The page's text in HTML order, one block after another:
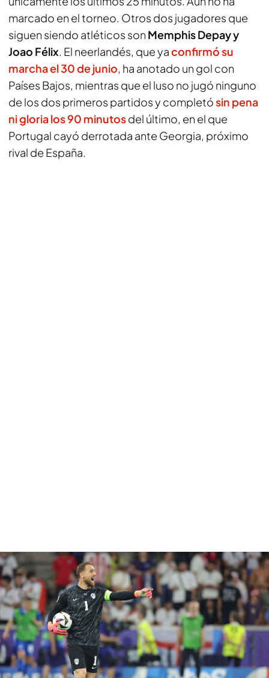
marcado en el torneo. Otros dos jugadores que
siguen siendo atléticos son Memphis Depay y
Joao Félix. El neerlandés, que yaconfirmó su
marcha el 30 de junio, ha anotado un gol con
Países Bajos, mientras que el luso no jugó ninguno
de los dos primeros partidos y completósin pena
ni gloria los 90 minutosdel último, en el que
Portugal cayó derrotada ante Georgia, próximo
rival de España.